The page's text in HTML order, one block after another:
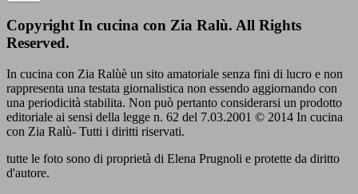
Copyright In cucina con Zia Ralù. All Rights
Reserved.
In cucina con Zia Ralùè un sito amatoriale senza fini di lucro e non
rappresenta una testata giornalistica non essendo aggiornando con
una periodicità stabilita. Non può pertanto considerarsi un prodotto
editoriale ai sensi della legge n. 62 del 7.03.2001 © 2014 In cucina
con Zia Ralù- Tutti i diritti riservati.
tutte le foto sono di proprietà di Elena Prugnoli e protette da diritto
d'autore.